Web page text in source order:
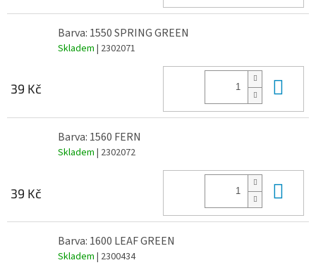
Barva: 1550 SPRING GREEN
Skladem | 2302071
39 Kč
Barva: 1560 FERN
Skladem | 2302072
39 Kč
Barva: 1600 LEAF GREEN
Skladem | 2300434